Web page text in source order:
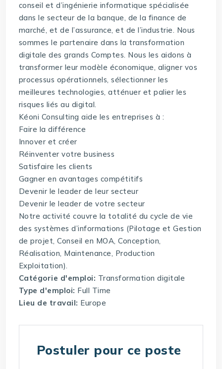
conseil et d’ingénierie informatique spécialisée
dans le secteur de la banque, de la finance de
marché, et de l’assurance, et de l’industrie. Nous
sommes le partenaire dans la transformation
digitale des grands Comptes. Nous les aidons à
transformer leur modèle économique, aligner vos
processus opérationnels, sélectionner les
meilleures technologies, atténuer et palier les
risques liés au digital.
Kéoni Consulting aide les entreprises à :
Faire la différence
Innover et créer
Réinventer votre business
Satisfaire les clients
Gagner en avantages compétitifs
Devenir le leader de leur secteur
Devenir le leader de votre secteur
Notre activité couvre la totalité du cycle de vie
des systèmes d’informations (Pilotage et Gestion
de projet, Conseil en MOA, Conception,
Réalisation, Maintenance, Production
Exploitation).
Catégorie d'emploi: Transformation digitale
Type d'emploi: Full Time
Lieu de travail: Europe
Postuler pour ce poste